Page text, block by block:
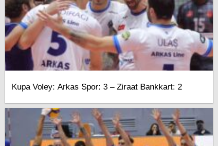
Kupa Voley: Arkas Spor: 3 – Ziraat Bankkart: 2